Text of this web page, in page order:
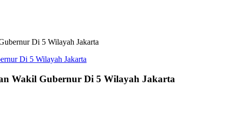
Di 5 Wilayah Jakarta
Wakil Gubernur Di 5 Wilayah Jakarta